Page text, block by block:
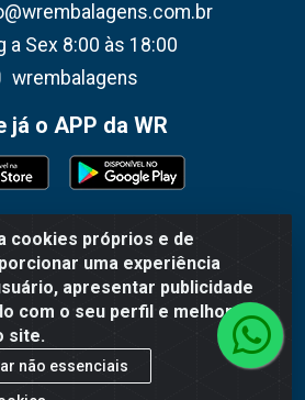
cookies próprios e de
uma experiência
apresentar publicidade
com o seu perfil e melhorar a
site.
não essenciais
a Sex 8:00 às 18:00
wrembalagens
já o APP da WR
R. Cel. Teodoro Gomes de Araújo,
/ MG - CEP 36202-628 -
02.692.206/0001-55